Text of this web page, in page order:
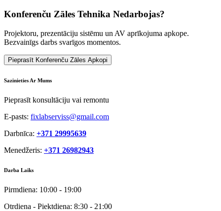
Konferenču Zāles Tehnika Nedarbojas?
Projektoru, prezentāciju sistēmu un AV aprīkojuma apkope.
Bezvainīgs darbs svarīgos momentos.
Pieprasīt Konferenču Zāles Apkopi
Sazinieties Ar Mums
Pieprasīt konsultāciju vai remontu
E-pasts: fixlabserviss@gmail.com
Darbnīca: +371 29995639
Menedžeris: +371 26982943
Darba Laiks
Pirmdiena: 10:00 - 19:00
Otrdiena - Piektdiena: 8:30 - 21:00